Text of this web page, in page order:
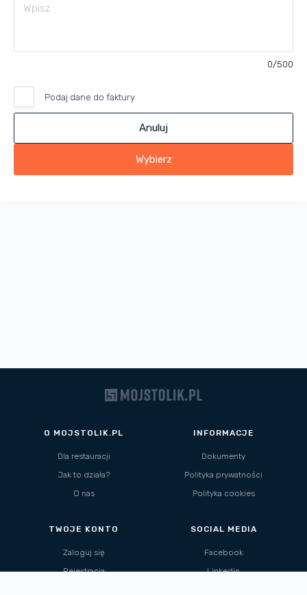
0/500
Podaj dane do faktury
Anuluj
Wybierz
O MOJSTOLIK.PL
Dla restauracji
Jak to działa?
O nas
INFORMACJE
Dokumenty
Polityka prywatności
Polityka cookies
TWOJE KONTO
Zaloguj się
Rejestracja
SOCIAL MEDIA
Facebook
Linkedin